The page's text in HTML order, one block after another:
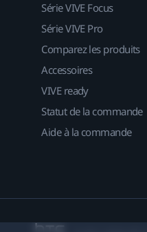
Série VIVE Focus
Série VIVE Pro
Comparez les produits
Accessoires
VIVE ready
Statut de la commande
Aide à la commande